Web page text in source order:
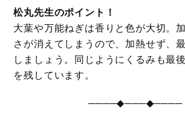
松丸先生のポイント！
大葉や万能ねぎは香りと色が大切。
さが消えてしまうので、加熱せず、
しましょう。同じようにくるみも最
を残しています。
────◆───◆────